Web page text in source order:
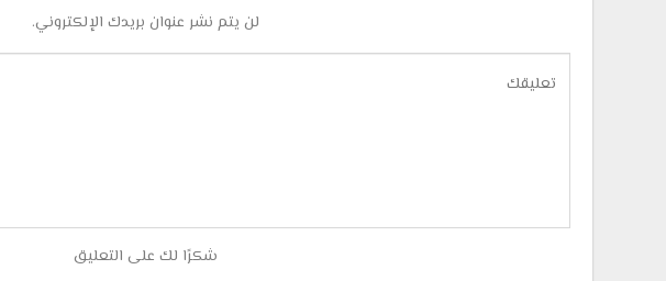
لن يتم نشر عنوان بريدك الإلكتروني.
شكرًا لك على التعليق